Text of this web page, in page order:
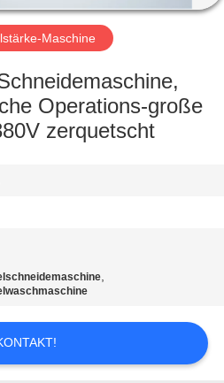
Maschine
Operations-große
zerquetscht
,